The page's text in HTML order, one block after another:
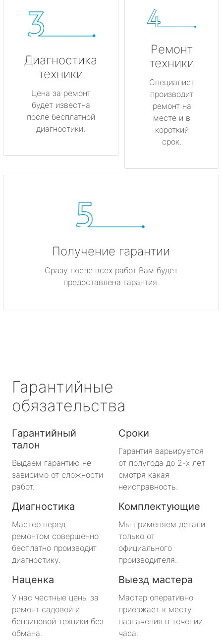
Диагностика
техники
Цена за ремонт
будет известна
после бесплатной
диагностики.
Ремонт
техники
Специалист
производит
ремонт на
месте и в
короткий
срок.
Получение гарантии
Сразу после всех работ Вам будет
предоставлена гарантия.
Гарантийные
обязательства
Гарантийный
талон
Выдаем гарантию не
зависимо от сложности
работ.
Сроки
Гарантия варьируется
от полугода до 2-х лет
смотря какая
неисправность.
Диагностика
Мастер перед
ремонтом совершенно
бесплатно производит
диагностику.
Комплектующие
Мы применяем детали
только от
официального
производителя.
Наценка
У нас честные цены за
ремонт садовой и
бензиновой техники без
обмана.
Выезд мастера
Мастер оперативно
приезжает к месту
назначения в течении
часа.